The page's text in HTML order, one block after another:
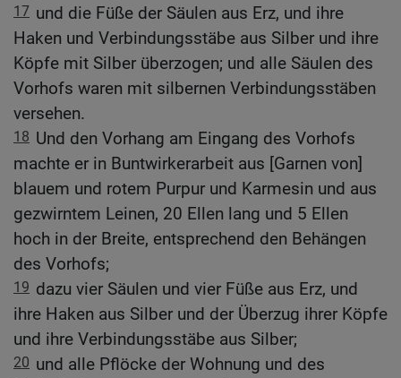
17 und die Füße der Säulen aus Erz, und ihre
Haken und Verbindungsstäbe aus Silber und ihre
Köpfe mit Silber überzogen; und alle Säulen des
Vorhofs waren mit silbernen Verbindungsstäben
versehen.
18 Und den Vorhang am Eingang des Vorhofs
machte er in Buntwirkerarbeit aus [Garnen von]
blauem und rotem Purpur und Karmesin und aus
gezwirntem Leinen, 20 Ellen lang und 5 Ellen
hoch in der Breite, entsprechend den Behängen
des Vorhofs;
19 dazu vier Säulen und vier Füße aus Erz, und
ihre Haken aus Silber und der Überzug ihrer Köpfe
und ihre Verbindungsstäbe aus Silber;
20 und alle Pflöcke der Wohnung und des